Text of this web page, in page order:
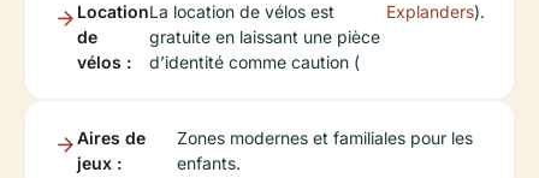
Location
de
vélos :
La location de vélos est
gratuite en laissant une pièce
d’identité comme caution (
Explanders).
Aires de
jeux :
Zones modernes et familiales pour les
enfants.